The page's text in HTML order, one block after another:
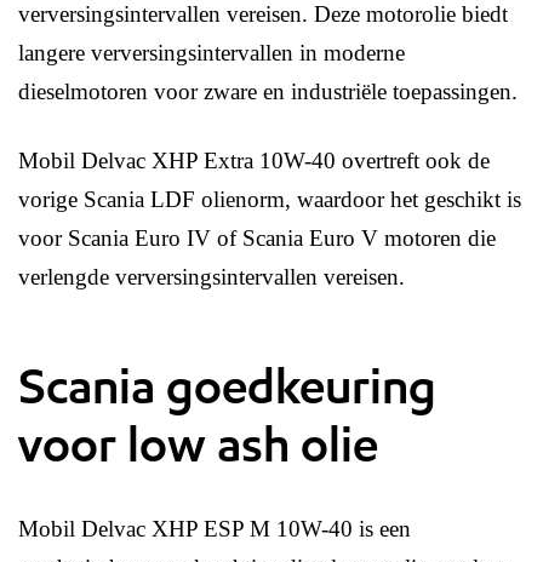
verversingsintervallen vereisen. Deze motorolie biedt
langere verversingsintervallen in moderne
dieselmotoren voor zware en industriële toepassingen.
Mobil Delvac XHP Extra 10W-40 overtreft ook de
vorige Scania LDF olienorm, waardoor het geschikt is
voor Scania Euro IV of Scania Euro V motoren die
verlengde verversingsintervallen vereisen.
Scania goedkeuring
voor low ash olie
Mobil Delvac XHP ESP M 10W-40 is een